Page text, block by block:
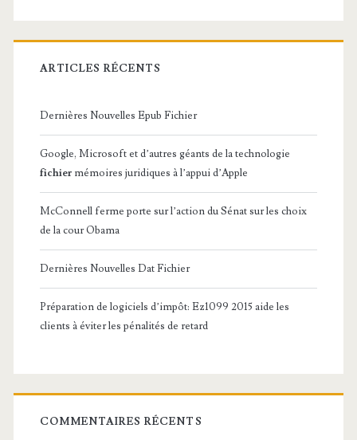
ARTICLES RÉCENTS
Dernières Nouvelles Epub Fichier
Google, Microsoft et d’autres géants de la technologie
fichier mémoires juridiques à l’appui d’Apple
McConnell ferme porte sur l’action du Sénat sur les choix
de la cour Obama
Dernières Nouvelles Dat Fichier
Préparation de logiciels d’impôt: Ez1099 2015 aide les
clients à éviter les pénalités de retard
COMMENTAIRES RÉCENTS